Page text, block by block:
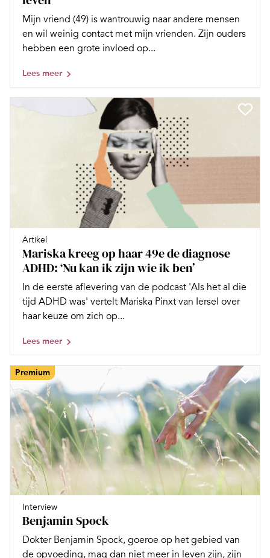
Mijn vriend (49) is wantrouwig naar andere mensen
en wil weinig contact met mijn vrienden. Zijn ouders
hebben een grote invloed op...
Lees meer
Artikel
Mariska kreeg op haar 49e de diagnose
ADHD: ‘Nu kan ik zijn wie ik ben’
In de eerste aflevering van de podcast 'Als het al die
tijd ADHD was' vertelt Mariska Pinxt van Iersel over
haar keuze om zich op...
Lees meer
Premium
Interview
Benjamin Spock
Dokter Benjamin Spock, goeroe op het gebied van
de opvoeding, mag dan niet meer in leven zijn, zijn